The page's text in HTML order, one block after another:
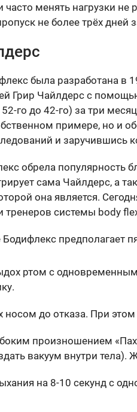
часто менять нагрузки не
не более трёх дней
была разработана в
Грир Чайлдерс с
го до 42-го) за три
примере, но и
и заручившись
обрела популярность
сама Чайлдерс, а
она является.
тренеров системы body
предполагает
ртом с
носом до отказа. При
произношением
вакуум внутри
на 8-10 секунд с